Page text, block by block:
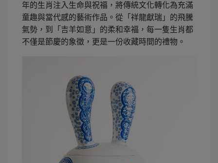
年的生肖注入生命與祝福，將傳統文化轉化為充滿
童趣與當代感的藝術作品。從「祥龍獻瑞」的飛騰
氣勢，到「吉羊如意」的柔和幸福，每一隻生肖都
不僅是節慶的象徵，更是一份收藏時間的禮物。